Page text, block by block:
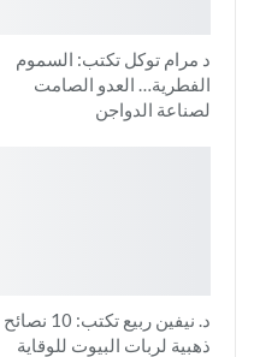
د مرام توكل تكتب: السموم
الفطرية… العدو الصامت
لصناعة الدواجن
د. نيفين ربيع تكتب: 10 نصائح
ذهبية لربات البيوت للوقاية